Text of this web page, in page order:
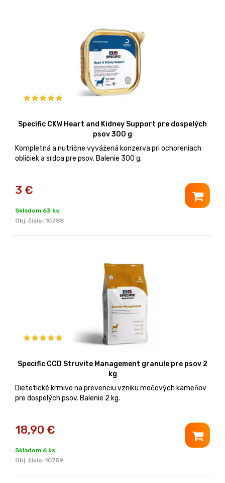
Specific CKW Heart and Kidney Support pre dospelých
psov 300 g
Kompletná a nutrične vyvážená konzerva pri ochoreniach
obličiek a srdca pre psov. Balenie 300 g.
3 €
Skladom 63 ks
Obj. čislo: 10788
Specific CCD Struvite Management granule pre psov 2
kg
Dietetické krmivo na prevenciu vzniku močových kameňov
pre dospelých psov. Balenie 2 kg.
18,90 €
Skladom 6 ks
Obj. čislo: 10759